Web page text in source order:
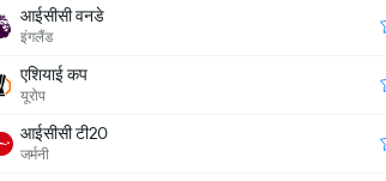
आईसीसी वनडे
इंगलैंड
एशियाई कप
यूरोप
आईसीसी टी20
जर्मनी